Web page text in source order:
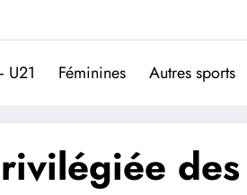
du football portugais
U21 Féminines Autres sports